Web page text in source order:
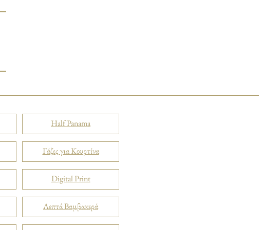
Half Panama
Γάζες για Κουρτίνα
Digital Print
Λεπτά Βαμβακερά